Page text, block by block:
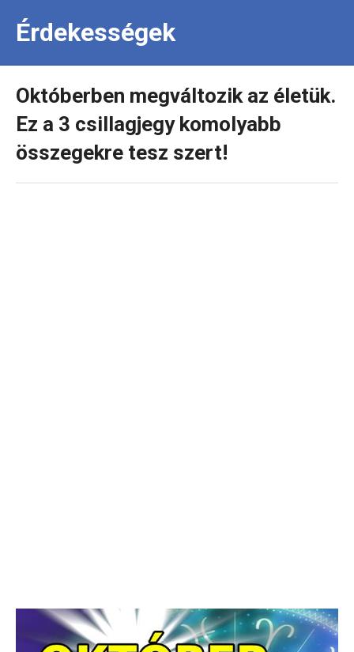
Érdekességek
Októberben megváltozik az életük.
Ez a 3 csillagjegy komolyabb
összegekre tesz szert!